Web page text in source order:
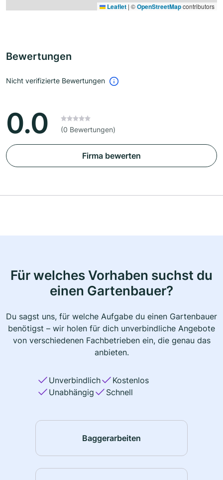
Leaflet | ©OpenStreetMapcontributors
Bewertungen
Nicht verifizierte Bewertungen
0.0 (0 Bewertungen)
Firma bewerten
Für welches Vorhaben suchst du
einen Gartenbauer?
Du sagst uns, für welche Aufgabe du einen Gartenbauer
benötigst – wir holen für dich unverbindliche Angebote
von verschiedenen Fachbetrieben ein, die genau das
anbieten.
Unverbindlich
Kostenlos
Unabhängig
Schnell
Baggerarbeiten